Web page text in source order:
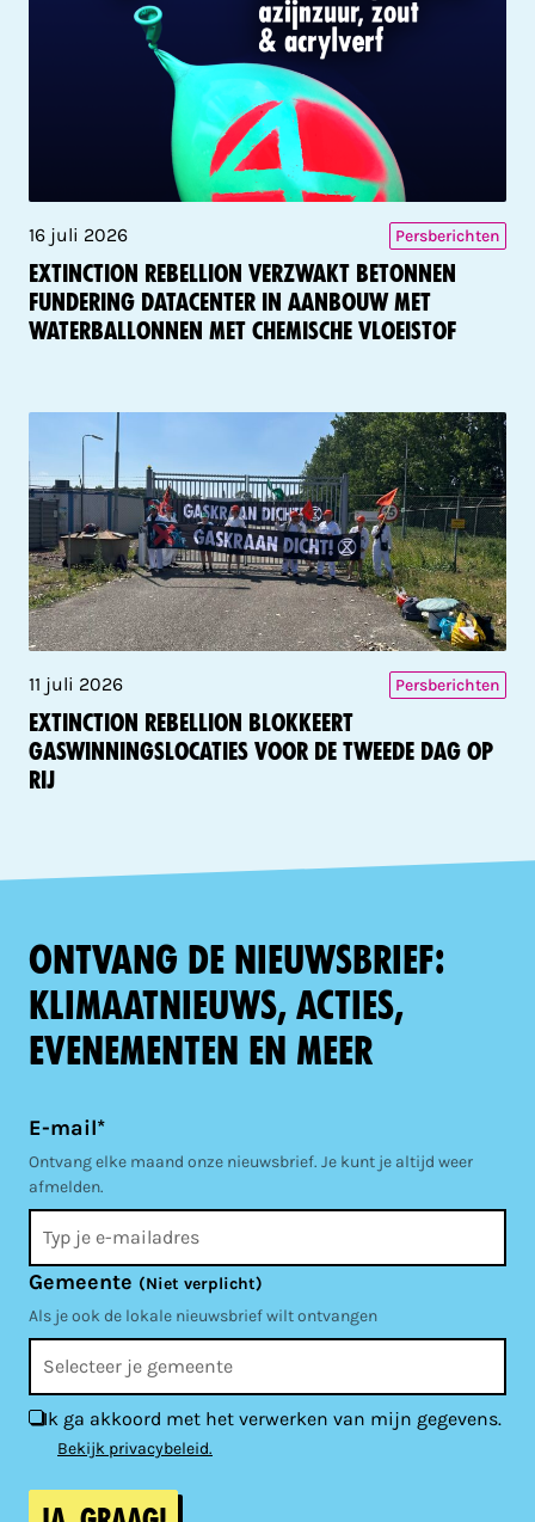
16 juli 2026 Persberichten
Extinction Rebellion verzwakt betonnen
fundering datacenter in aanbouw met
waterballonnen met chemische vloeistof
11 juli 2026 Persberichten
Extinction Rebellion blokkeert
gaswinningslocaties voor de tweede dag op
rij
Ontvang de nieuwsbrief:
klimaatnieuws, acties,
evenementen en meer
E-mail*
Ontvang elke maand onze nieuwsbrief. Je kunt je altijd weer
afmelden.
Gemeente (Niet verplicht)
Als je ook de lokale nieuwsbrief wilt ontvangen
Ik ga akkoord met het verwerken van mijn gegevens.
Bekijk privacybeleid.